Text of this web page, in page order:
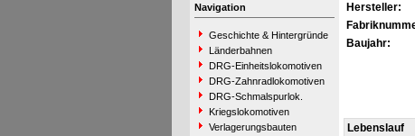
Navigation
Geschichte & Hintergründe
Länderbahnen
DRG-Einheitslokomotiven
DRG-Zahnradlokomotiven
DRG-Schmalspurlok.
Kriegslokomotiven
Verlagerungsbauten
Hersteller:
Baujahr:
Lebenslauf